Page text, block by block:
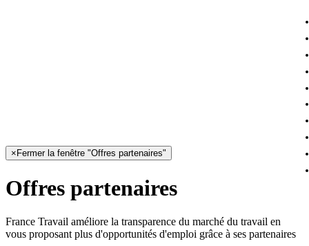
× Fermer la fenêtre "Offres partenaires"
Offres partenaires
France Travail améliore la transparence du marché du travail en
vous proposant plus d'opportunités d'emploi grâce à ses partenaires